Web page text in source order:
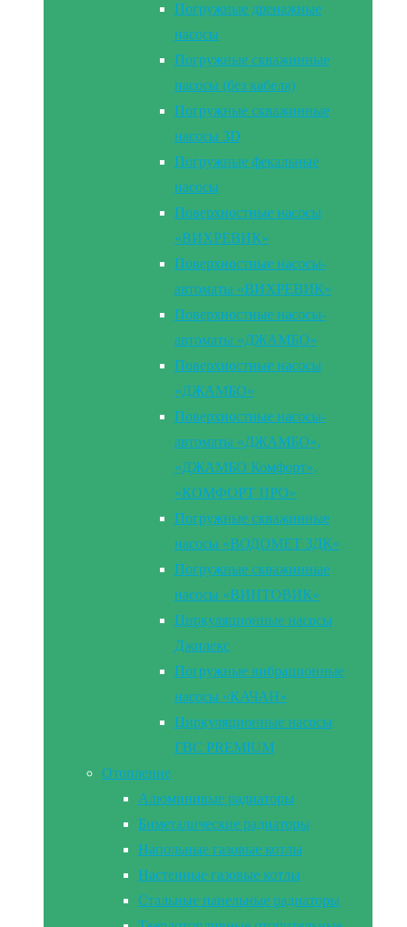
Погружные дренажные
насосы
Погружные скважинные
насосы (без кабеля)
Погружные скважинные
насосы 3D
Погружные фекальные
насосы
Поверхностные насосы
«ВИХРЕВИК»
Поверхностные насосы-
автоматы «ВИХРЕВИК»
Поверхностные насосы-
автоматы «ДЖАМБО»
Поверхностные насосы
«ДЖАМБО»
Поверхностные насосы-
автоматы «ДЖАМБО»,
«ДЖАМБО Комфорт»,
«КОМФОРТ ПРО»
Погружные скважинные
насосы «ВОДОМЕТ 3ДК»
Погружные скважинные
насосы «ВИНТОВИК»
Циркуляционные насосы
Джилекс
Погружные вибрационные
насосы «КАЧАН»
Циркуляционные насосы
ГВС PREMIUM
Отопление
Алюминивые радиаторы
Биметалические радиаторы
Напольные газовые котлы
Настенные газовые котлы
Стальные панельные радиаторы